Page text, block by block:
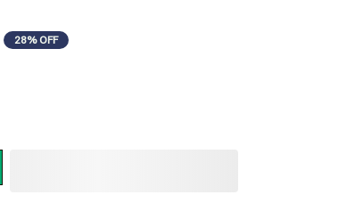
28% OFF